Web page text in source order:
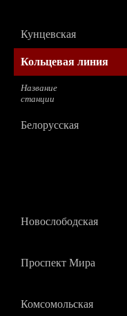
Кунцевская
Кольцевая линия
Название
станции
Белорусская
Новослободская
Проспект Мира
Комсомольская